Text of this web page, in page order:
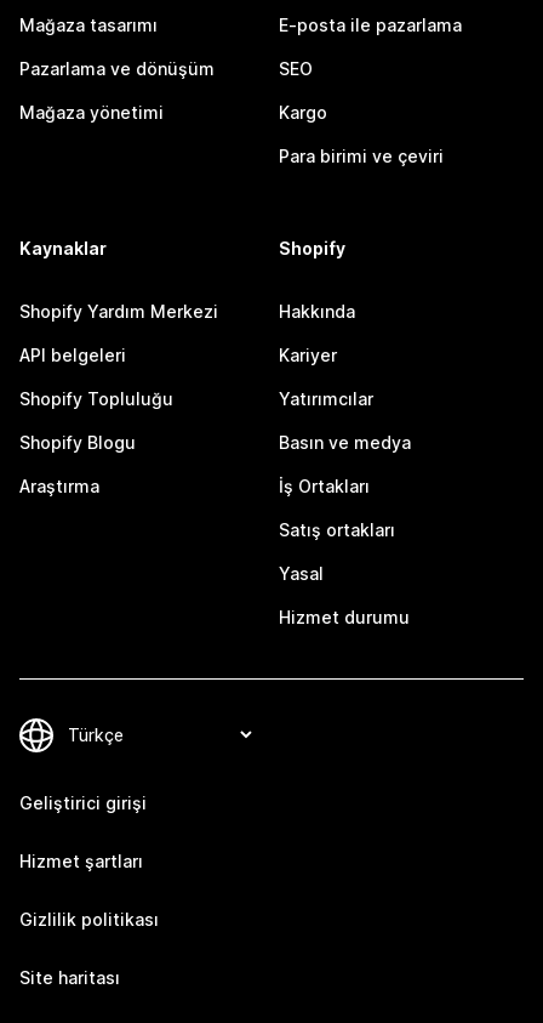
Mağaza tasarımı
Pazarlama ve dönüşüm
Mağaza yönetimi
E-posta ile pazarlama
SEO
Kargo
Para birimi ve çeviri
Kaynaklar
Shopify Yardım Merkezi
API belgeleri
Shopify Topluluğu
Shopify Blogu
Araştırma
Shopify
Hakkında
Kariyer
Yatırımcılar
Basın ve medya
İş Ortakları
Satış ortakları
Yasal
Hizmet durumu
Geliştirici girişi
Hizmet şartları
Gizlilik politikası
Site haritası